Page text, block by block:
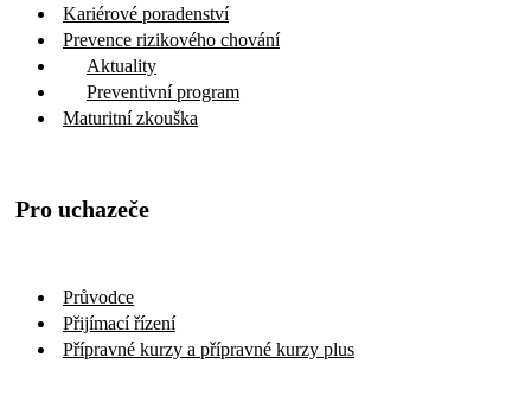
Kariérové poradenství
Prevence rizikového chování
Aktuality
Preventivní program
Maturitní zkouška
Pro uchazeče
Průvodce
Přijímací řízení
Přípravné kurzy a přípravné kurzy plus